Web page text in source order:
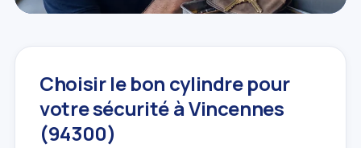
Choisir le bon cylindre pour
votre sécurité à Vincennes
(94300)